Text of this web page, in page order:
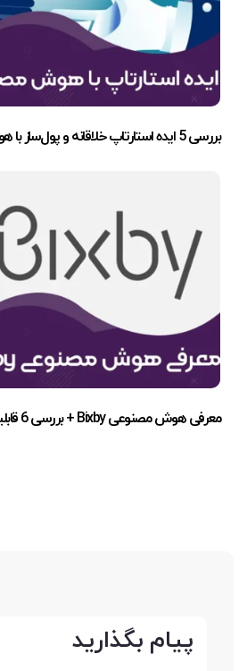
بررسی 5 ایده استارتاپ خلاقانه و پول‌ساز با هوش مصنوعی
معرفی هوش مصنوعی Bixby + بررسی 6 قابلیت آن
پیام بگذارید